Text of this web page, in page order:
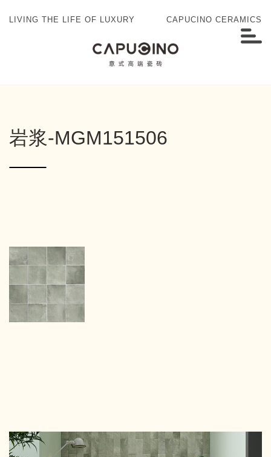
LIVING THE LIFE OF LUXURY CAPUCINO CERAMICS
岩浆-MGM151506